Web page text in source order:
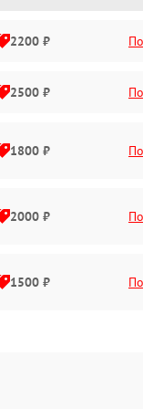
2200 ₽
2500 ₽
1800 ₽
2000 ₽
1500 ₽